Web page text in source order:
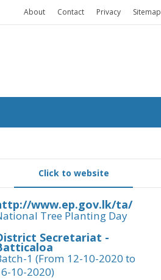
About Contact Privacy Sitemap
Click to website
www.ep.gov.lk/ta/
Tree Planting Day
Secretariat -
1 (From 12-10-2020 to
10-2020)